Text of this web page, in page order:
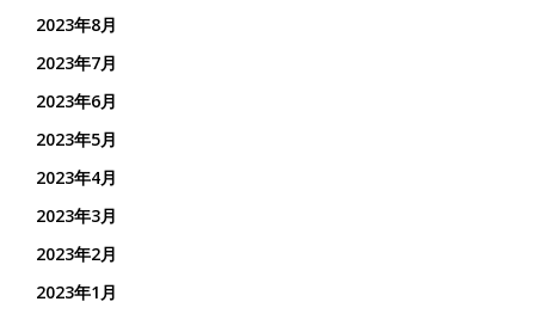
2023年8月
2023年7月
2023年6月
2023年5月
2023年4月
2023年3月
2023年2月
2023年1月